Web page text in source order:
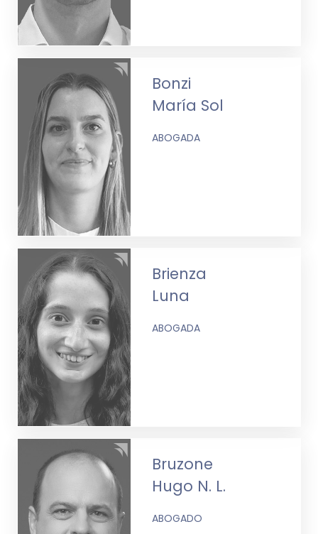
Bonzi
María Sol
ABOGADA
Brienza
Luna
ABOGADA
Bruzone
Hugo N. L.
ABOGADO